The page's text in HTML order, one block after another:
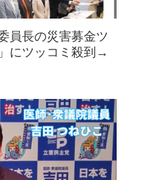
員長の災害募金ツ
にツッコミ殺到→